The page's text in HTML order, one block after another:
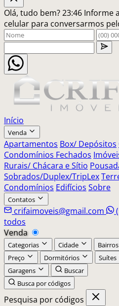
Olá, tudo bem?23:46 Informe
celular para conversarmos
Início
Venda
Apartamentos Box/ Depósitos
Condomínios Fechados
Rurais/ Chácara e Sítio
Sobrados/Duplex/TripLex
Condomínios Edifícios Sobre
Contatos
crifaimoveis@gmail.com
todos
Venda
Categorias Cidade Bairros
Preço
Dormitórios Suítes
Garagens
Buscar
Busca por códigos
Pesquisa por códigos